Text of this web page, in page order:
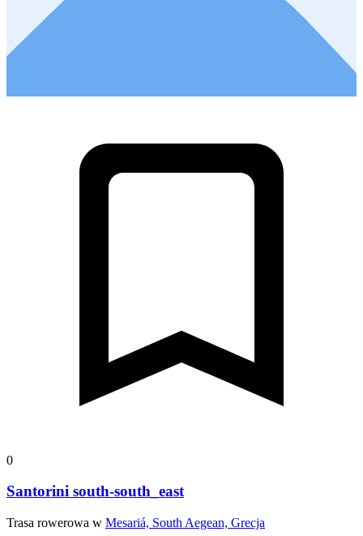
0
Santorini south-south_east
Trasa rowerowa w Mesariá, South Aegean, Grecja